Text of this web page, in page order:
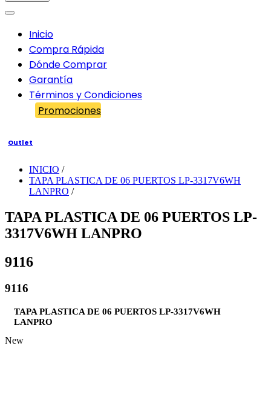
Inicio
Compra Rápida
Dónde Comprar
Garantía
Términos y Condiciones
Promociones
Outlet
INICIO /
TAPA PLASTICA DE 06 PUERTOS LP-3317V6WH
LANPRO /
TAPA PLASTICA DE 06 PUERTOS LP-
3317V6WH LANPRO
9116
9116
TAPA PLASTICA DE 06 PUERTOS LP-3317V6WH
LANPRO
New